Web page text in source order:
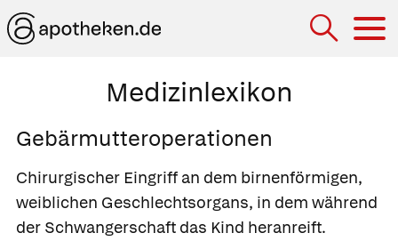
Medizinlexikon
Gebärmutteroperationen
Chirurgischer Eingriff an dem birnenförmigen,
weiblichen Geschlechtsorgans, in dem während
der Schwangerschaft das Kind heranreift.